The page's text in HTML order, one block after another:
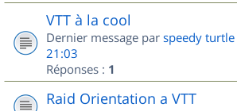
VTT à la cool
Dernier message par speedy turtle
21:03
Réponses : 1
Raid Orientation a VTT